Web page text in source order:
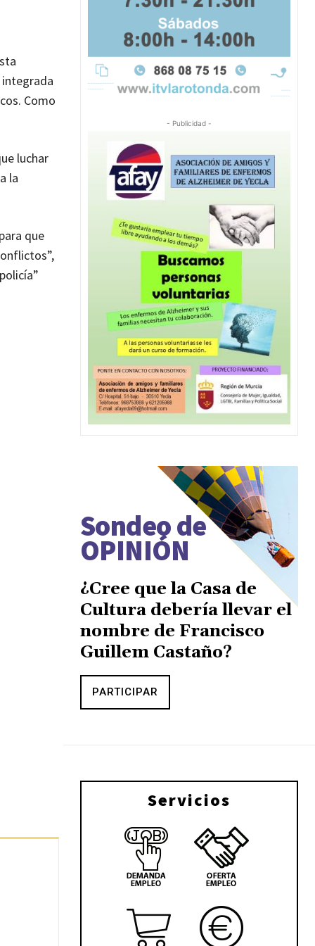
integrada
Como
luchar
la
que
- Publicidad -
Sondeo de
OPINIÓN
¿Cree que la Casa de
Cultura debería llevar el
nombre de Francisco
Guillem Castaño?
PARTICIPAR
Servicios